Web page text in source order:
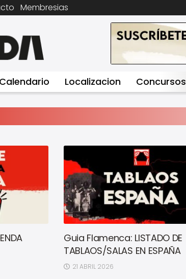
Membresias
Calendario Localizacion Concursos
Guia Flamenca: LISTADO DE
TABLAOS/SALAS EN ESPAÑA
21 ABRIL 2026